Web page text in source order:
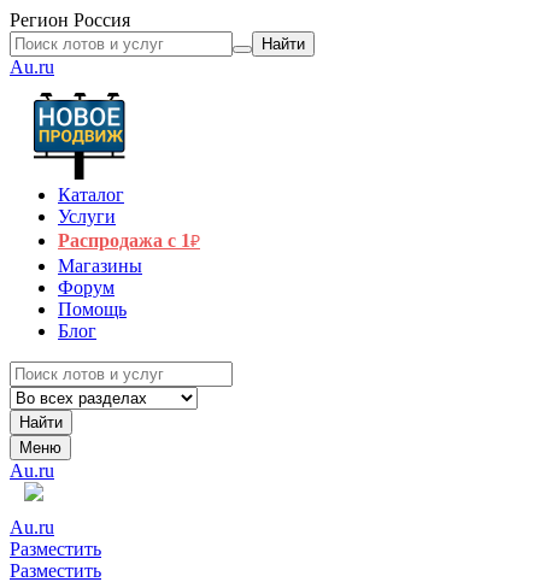
Регион Россия
Найти
Au.ru
Каталог
Услуги
Распродажа с 1₽
Магазины
Форум
Помощь
Блог
Найти
Меню
Au.ru
Au.ru
Разместить
Разместить